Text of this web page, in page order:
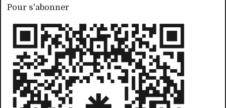
Pour s'abonner